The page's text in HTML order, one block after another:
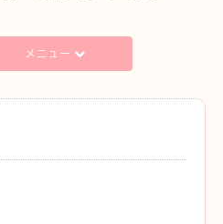
メニュー